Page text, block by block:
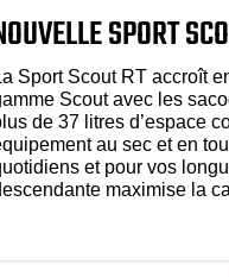
SPORT
Sport Scout RT accroît
Scout avec les
de 37 litres d’espace
au sec et en
et pour vos
maximise la